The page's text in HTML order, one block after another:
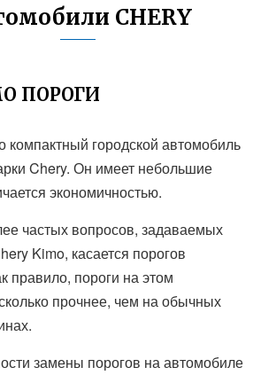
CHERY
ПОРОГИ
компактный городской автомобиль
Chery. Он имеет небольшие
экономичностью.
частых вопросов, задаваемых
Kimo, касается порогов
правило, пороги на этом
прочнее, чем на обычных
замены порогов на автомобиле